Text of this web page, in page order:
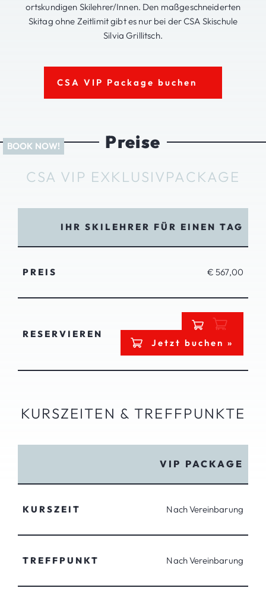
ortskundigen Skilehrer/Innen. Den maßgeschneiderten
Skitag ohne Zeitlimit gibt es nur bei der CSA Skischule
Silvia Grillitsch.
CSA VIP Package buchen
Preise
CSA VIP EXKLUSIVPACKAGE
IHR SKILEHRER FÜR EINEN TAG
PREIS € 567,00
RESERVIEREN
Jetzt buchen »
KURSZEITEN & TREFFPUNKTE
VIP PACKAGE
KURSZEIT Nach Vereinbarung
TREFFPUNKT Nach Vereinbarung